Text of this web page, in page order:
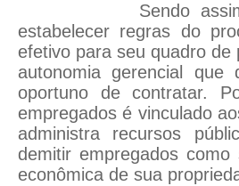
Sendo assim, a
estabelecer regras do
efetivo para seu quadro
autonomia gerencial
oportuno de contratar.
empregados é vinculado
administra recursos
demitir empregados
econômica de sua